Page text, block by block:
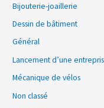
Bijouterie-joaillerie
Dessin de bâtiment
Général
Lancement d’une
Mécanique de vélos
Non classé